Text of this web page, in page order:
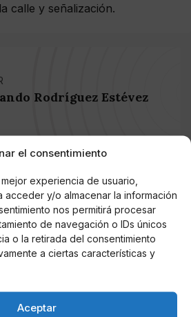
el consentimiento
experiencia de usuario,
acceder y/o almacenar la información
nos permitirá procesar
de navegación o IDs únicos
o la retirada del consentimiento
a ciertas características y
Aceptar
calle y señalización.
Rodríguez Estévez
Cripto Casinos Online en
2025: Bitcoin Casinos
Casinos Online con Bitcoin y